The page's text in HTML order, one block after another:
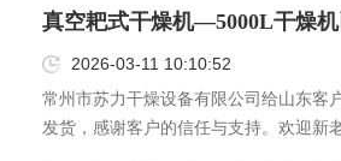
真空耙式干燥机—5000L干燥机
2026-03-11 10:10:52
常州市苏力干燥设备有限公司给山东客
发货，感谢客户的信任与支持。欢迎新